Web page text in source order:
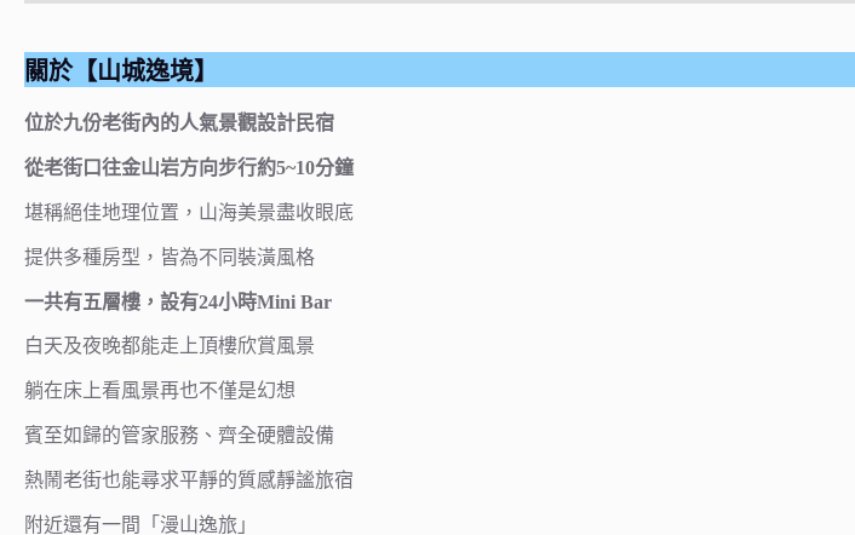
關於【山城逸境】
位於九份老街內的人氣景觀設計民宿
從老街口往金山岩方向步行約5~10分鐘
堪稱絕佳地理位置，山海美景盡收眼底
提供多種房型，皆為不同裝潢風格
一共有五層樓，設有24小時Mini Bar
白天及夜晚都能走上頂樓欣賞風景
躺在床上看風景再也不僅是幻想
賓至如歸的管家服務、齊全硬體設備
熱鬧老街也能尋求平靜的質感靜謐旅宿
附近還有一間「漫山逸旅」